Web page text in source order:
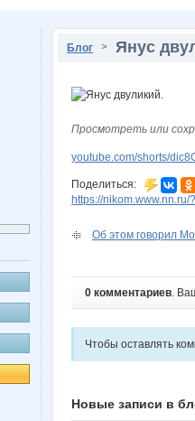
Блог > Янус
Просмотреть или
youtube.com/shorts/
Поделиться:
https://nikom.www.nn.ru/
Об этом говорил
0 комментариев.
Чтобы оставлять
Новые записи в